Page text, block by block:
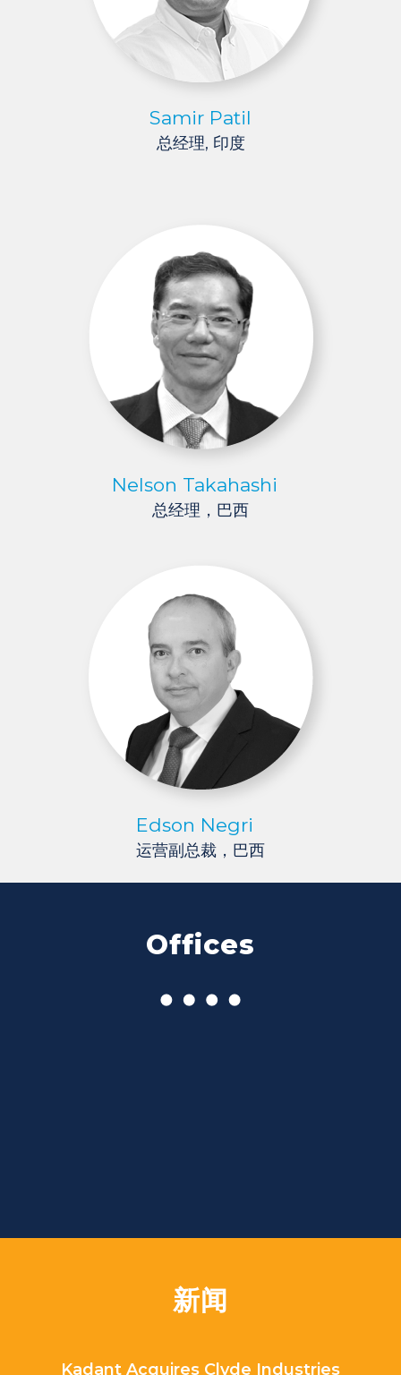
Samir Patil
总经理, 印度
Nelson Takahashi
总经理，巴西
Edson Negri
运营副总裁，巴西
Offices
新闻
Kadant Acquires Clyde Industries